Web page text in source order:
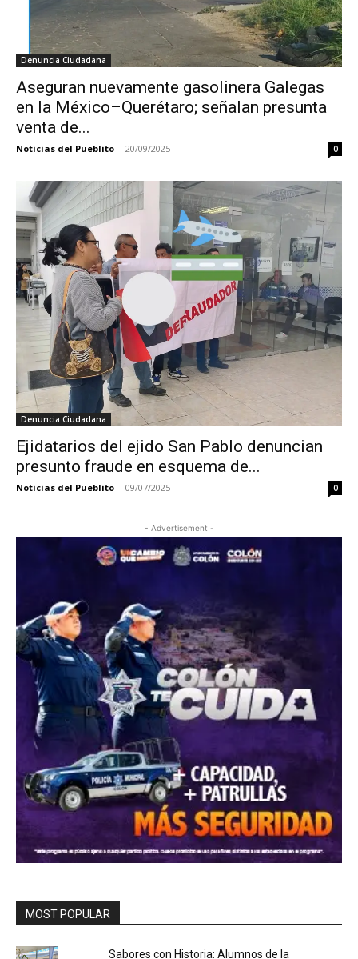
Denuncia Ciudadana
Aseguran nuevamente gasolinera Galegas
en la México–Querétaro; señalan presunta
venta de...
Noticias del Pueblito - 20/09/2025 0
Denuncia Ciudadana
Ejidatarios del ejido San Pablo denuncian
presunto fraude en esquema de...
Noticias del Pueblito - 09/07/2025 0
- Advertisement -
MOST POPULAR
Sabores con Historia: Alumnos de la